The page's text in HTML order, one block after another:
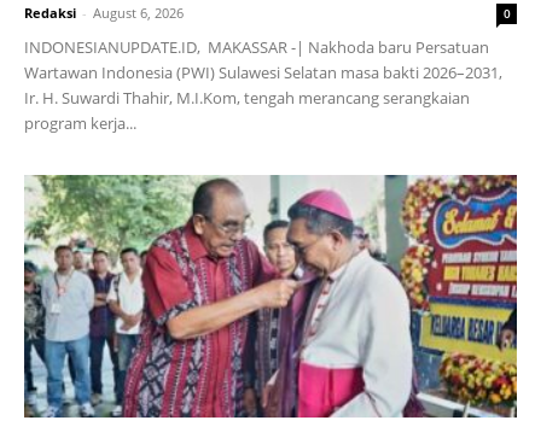
Redaksi - August 6, 2026 0
INDONESIANUPDATE.ID, MAKASSAR -| Nakhoda baru Persatuan
Wartawan Indonesia (PWI) Sulawesi Selatan masa bakti 2026–2031,
Ir. H. Suwardi Thahir, M.I.Kom, tengah merancang serangkaian
program kerja...